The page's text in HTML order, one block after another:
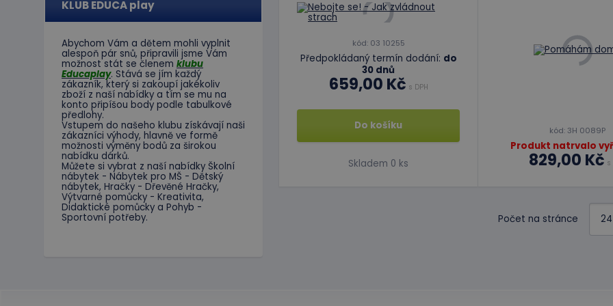
KLUB EDUCA play
Abychom Vám a dětem mohli vyplnit
alespoň pár snů, připravili jsme Vám
možnost stát se členem klubu
Educaplay. Stává se jím každý
zákazník, který si zakoupí jakékoliv
zboží z naší nabídky a tím se mu na
konto připíšou body podle tabulkové
předlohy.
Vstupem do našeho klubu získávají naši
zákazníci výhody, hlavně ve formě
možnosti výměny bodů za širokou
nabídku dárků.
Můžete si vybrat z naší nabídky Školní
nábytek - Nábytek pro MŠ - Dětský
nábytek, Hračky - Dřevěné Hračky,
Výtvarné pomůcky - Kreativita,
Didaktické pomůcky a Pohyb -
Sportovní potřeby.
kód: 03 10255
Předpokládaný termín dodání: do
30 dnů
659,00 Kč s DPH
Do košíku
Skladem 0 ks
kód: 3H 0089P
Produkt natrvalo
829,00 Kč s
Počet na stránce